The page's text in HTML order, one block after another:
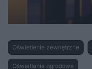
Oświetlenie zewnętrzne
Oświetlenie ogrodowe